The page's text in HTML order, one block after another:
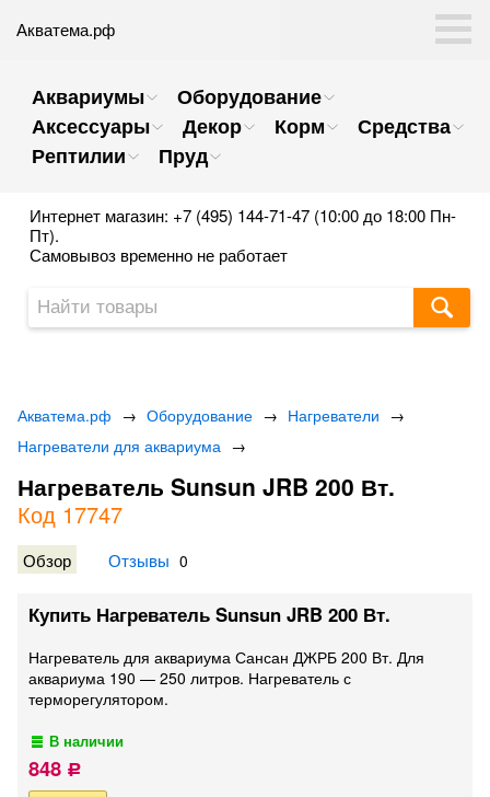
Акватема.рф
Аквариумы
Оборудование
Аксессуары
Декор Корм
Средства
Рептилии
Пруд
Интернет магазин: +7 (495) 144-71-47 (10:00 до 18:00 Пн-
Пт).
Самовывоз временно не работает
Акватема.рф → Оборудование → Нагреватели →
Нагреватели для аквариума →
Нагреватель Sunsun JRB 200 Вт.
Код 17747
Обзор Отзывы 0
Купить Нагреватель Sunsun JRB 200 Вт.
Нагреватель для аквариума Сансан ДЖРБ 200 Вт. Для
аквариума 190 — 250 литров. Нагреватель с
терморегулятором.
В наличии
848 Р